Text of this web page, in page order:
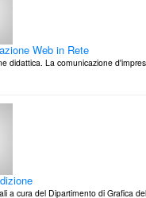
Web in Rete
didattica. La comunicazione
a cura del Dipartimento di Grafica